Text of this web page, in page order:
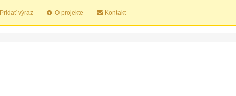
Pridať výraz O projekte Kontakt